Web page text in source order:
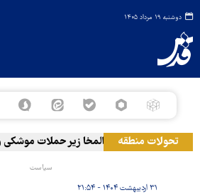
دوشنبه ۱۹ مرداد ۱۴۰۵
تحولات منطقه المخا زیر حملات موشکی و پهپادی
سیاست
۳۱ اردیبهشت ۱۴۰۴ - ۲۱:۵۴